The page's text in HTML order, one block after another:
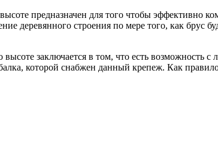
предназначен для того чтобы эффективно
деревянного строения по мере того, как брус
заключается в том, что есть возможность с
которой снабжен данный крепеж. Как